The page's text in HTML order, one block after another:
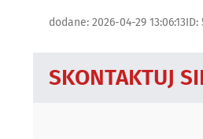
dodane: 2026-04-29 13:06:13ID:
SKONTAKTUJ